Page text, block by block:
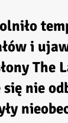
i
The
nie